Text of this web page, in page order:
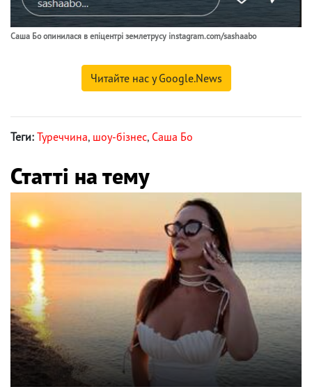
Саша Бо опинилася в епіцентрі землетрусу instagram.com/sashaabo
Читайте нас у Google.News
Теги: Туреччина, шоу-бізнес, Саша Бо
Статті на тему